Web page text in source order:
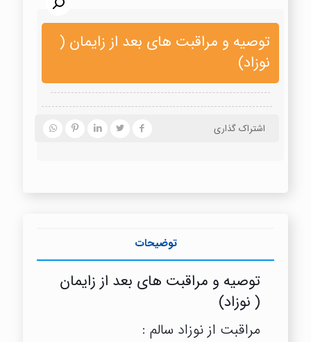
توصیه و مراقبت های بعد از زایمان (
نوزاد)
اشتراک گذاری
توضیحات
توصیه و مراقبت های بعد از زایمان
( نوزاد)
مراقبت از نوزاد سالم :